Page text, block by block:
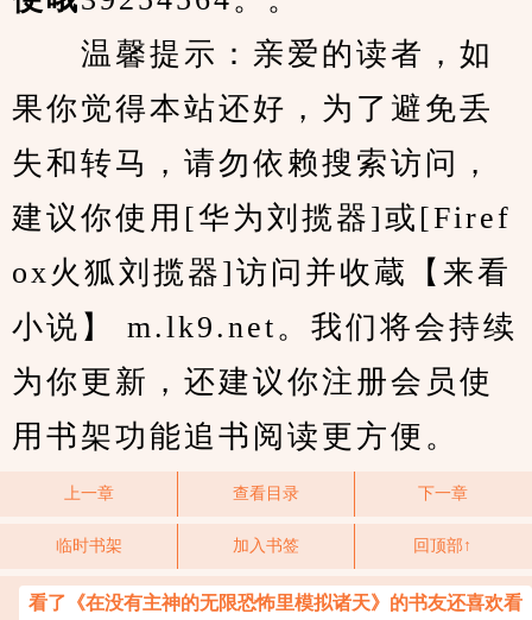
温馨提示：亲爱的读者，如
果你觉得本站还好，为了避免丢
失和转马，请勿依赖搜索访问，
建议你使用[华为刘揽器]或[Firef
ox火狐刘揽器]访问并收蔵【来看
小说】 m.lk9.net。我们将会持续
为你更新，还建议你注册会员使
用书架功能追书阅读更方便。
上一章 查看目录 下一章
临时书架 加入书签 回顶部↑
看了《在没有主神的无限恐怖里模拟诸天》的书友还喜欢看